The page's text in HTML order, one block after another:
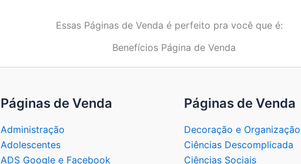
Essas Páginas de Venda é perfeito pra você que é:
Páginas de Venda
Administração
Adolescentes
ADS Google e Facebook
Páginas de Venda
Decoração e Organização
Ciências Descomplicada
Ciências Sociais